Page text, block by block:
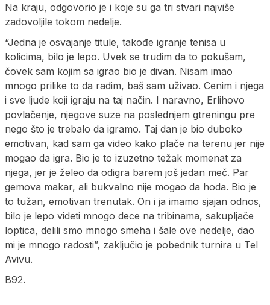
Na kraju, odgovorio je i koje su ga tri stvari najviše
zadovoljile tokom nedelje.
“Jedna je osvajanje titule, takođe igranje tenisa u
kolicima, bilo je lepo. Uvek se trudim da to pokušam,
čovek sam kojim sa igrao bio je divan. Nisam imao
mnogo prilike to da radim, baš sam uživao. Cenim i njega
i sve ljude koji igraju na taj način. I naravno, Erlihovo
povlačenje, njegove suze na poslednjem gtreningu pre
nego što je trebalo da igramo. Taj dan je bio duboko
emotivan, kad sam ga video kako plače na terenu jer nije
mogao da igra. Bio je to izuzetno težak momenat za
njega, jer je želeo da odigra barem još jedan meč. Par
gemova makar, ali bukvalno nije mogao da hoda. Bio je
to tužan, emotivan trenutak. On i ja imamo sjajan odnos,
bilo je lepo videti mnogo dece na tribinama, sakupljače
loptica, delili smo mnogo smeha i šale ove nedelje, dao
mi je mnogo radosti”, zaključio je pobednik turnira u Tel
Avivu.
B92.